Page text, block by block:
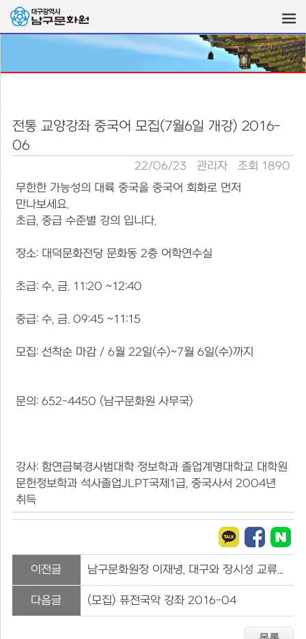
전통 교양강좌 중국어 모집(7월6일 개강) 2016-
06
22/06/23 관리자
조회 1890
무한한 가능성의 대륙 중국을 중국어 회화로 먼저
만나보세요.
초급, 중급 수준별 강의 입니다.
장소: 대덕문화전당 문화동 2층 어학연수실
초급: 수, 금. 11:20 ~12:40
중급: 수, 금. 09:45 ~11:15
모집: 선착순 마감 / 6월 22일(수)~7월 6일(수)까지
문의: 652-4450 (남구문화원 사무국)
강사: 함연금북경사범대학 정보학과 졸업계명대학교 대학원
문헌정보학과 석사졸업JLPT국제1급, 중국사서 2004년
취득
이전글 남구문화원장 이재녕, 대구와 장시성 교류위해 가교역할
다음글 (모집) 퓨전국악 강좌 2016-04